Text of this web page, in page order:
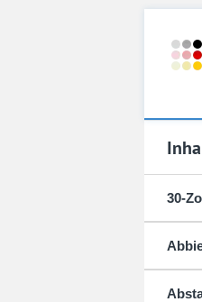
30-